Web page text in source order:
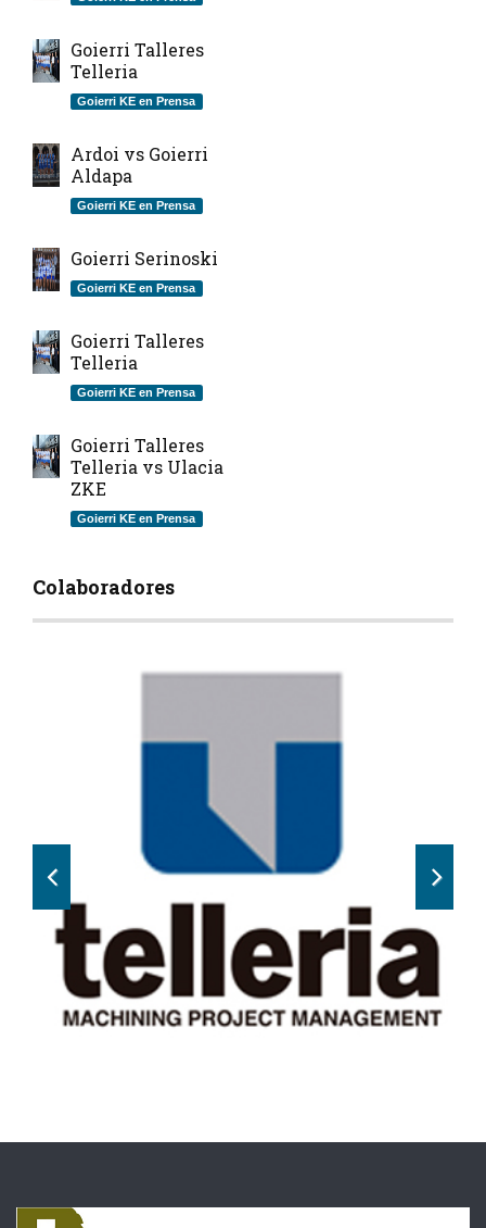
Goierri Talleres
Telleria
Goierri KE en Prensa
Ardoi vs Goierri
Aldapa
Goierri KE en Prensa
Goierri Serinoski
Goierri KE en Prensa
Goierri Talleres
Telleria
Goierri KE en Prensa
Goierri Talleres
Telleria vs Ulacia
ZKE
Goierri KE en Prensa
Colaboradores
Previous Next